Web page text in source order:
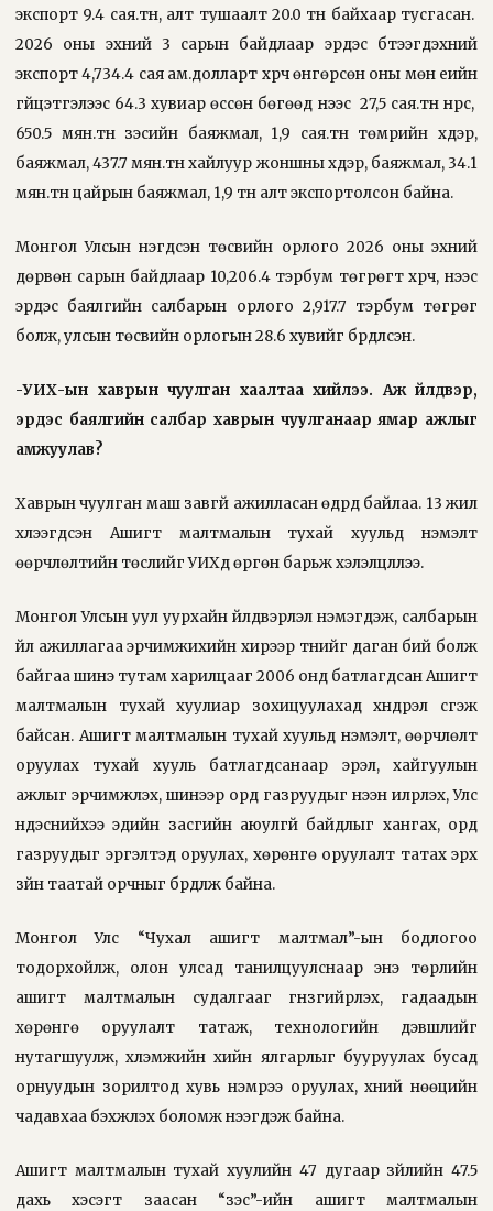
экспорт 9.4 сая.тн, алт тушаалт 20.0 тн байхаар тусгасан.
2026 оны эхний 3 сарын байдлаар эрдэс бүтээгдэхүүний
экспорт 4,734.4 сая ам.долларт хүрч өнгөрсөн оны мөн үеийн
гүйцэтгэлээс 64.3 хувиар өссөн бөгөөд үүнээс 27,5 сая.тн нүүрс,
650.5 мян.тн зэсийн баяжмал, 1,9 сая.тн төмрийн хүдэр,
баяжмал, 437.7 мян.тн хайлуур жоншны хүдэр, баяжмал, 34.1
мян.тн цайрын баяжмал, 1,9 тн алт экспортолсон байна.
Монгол Улсын нэгдсэн төсвийн орлого 2026 оны эхний
дөрвөн сарын байдлаар 10,206.4 тэрбум төгрөгт хүрч, үүнээс
эрдэс баялгийн салбарын орлого 2,917.7 тэрбум төгрөг
болж, улсын төсвийн орлогын 28.6 хувийг бүрдүүлсэн.
-УИХ-ын хаврын чуулган хаалтаа хийлээ. Аж үйлдвэр,
эрдэс баялгийн салбар хаврын чуулганаар ямар ажлыг
амжуулав?
Хаврын чуулган маш завгүй ажилласан өдрүүд байлаа. 13 жил
хүлээгдсэн Ашигт малтмалын тухай хуульд нэмэлт
өөрчлөлтийн төслийг УИХд өргөн барьж хэлэлцүүллээ.
Монгол Улсын уул уурхайн үйлдвэрлэл нэмэгдэж, салбарын
үйл ажиллагаа эрчимжихийн хирээр түүнийг даган бий болж
байгаа шинэ тутам харилцааг 2006 онд батлагдсан Ашигт
малтмалын тухай хуулиар зохицуулахад хүндрэл үүсгэж
байсан. Ашигт малтмалын тухай хуульд нэмэлт, өөрчлөлт
оруулах тухай хууль батлагдсанаар эрэл, хайгуулын
ажлыг эрчимжүүлэх, шинээр орд газруудыг нээн илрүүлэх, Улс
үндэснийхээ эдийн засгийн аюулгүй байдлыг хангах, орд
газруудыг эргэлтэд оруулах, хөрөнгө оруулалт татах эрх
зүйн таатай орчныг бүрдүүлж байна.
Монгол Улс “Чухал ашигт малтмал”-ын бодлогоо
тодорхойлж, олон улсад танилцуулснаар энэ төрлийн
ашигт малтмалын судалгааг гүнзгийрүүлэх, гадаадын
хөрөнгө оруулалт татаж, технологийн дэвшлийг
нутагшуулж, хүлэмжийн хийн ялгарлыг бууруулах бусад
орнуудын зорилтод хувь нэмрээ оруулах, хүний нөөцийн
чадавхаа бэхжүүлэх боломж нээгдэж байна.
Ашигт малтмалын тухай хуулийн 47 дугаар зүйлийн 47.5
дахь хэсэгт заасан “зэс”-ийн ашигт малтмалын